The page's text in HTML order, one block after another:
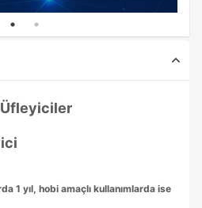
Üfleyiciler
1 yıl, hobi amaçlı kullanımlarda ise